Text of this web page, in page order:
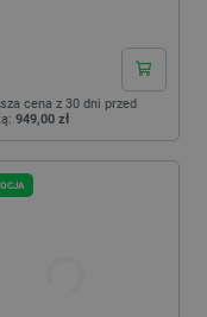
cena z 30 dni przed
949,00 zł